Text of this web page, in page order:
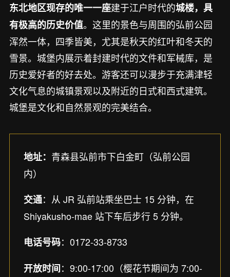
东北地区现存的唯一一座建于江户时代的城楼，具
有极高的历史价值。这里的景色与周围的弘前公园
浑然一体，四季皆美，尤其是秋天的红叶和冬天的
雪景。城堡内展示着封建时代的文件和军械库，是
历史爱好者的好去处。游客还可以漫步于充满津轻
文化气息的城镇景观以及附近的日式和西式建筑。
城堡是文化和自然景观的完美结合。
地址： 青森县弘前市下白金町（弘前公园
内）
交通：从 JR 弘前站乘坐巴士 15 分钟，在
Shiyakusho-mae 站下车后步行 5 分钟。
电话号码：0172-33-8733
开放时间：9:00-17:00（樱花节期间为 7:00-